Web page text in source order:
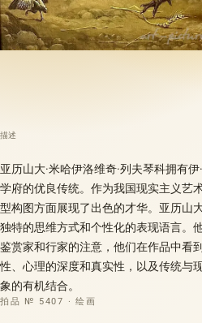
描述
亚历山大·米哈伊洛维奇·列夫琴科拥有
学府的优良传统。作为我国现实主义艺
型构图方面展现了出色的才华。亚历山
独特的思维方式和个性化的表现语言。
鉴赏家和行家的注意，他们在作品中看
性、心理的深度和真实性，以及传统与
象的有机结合。
拍品 № 5407 · 绘画